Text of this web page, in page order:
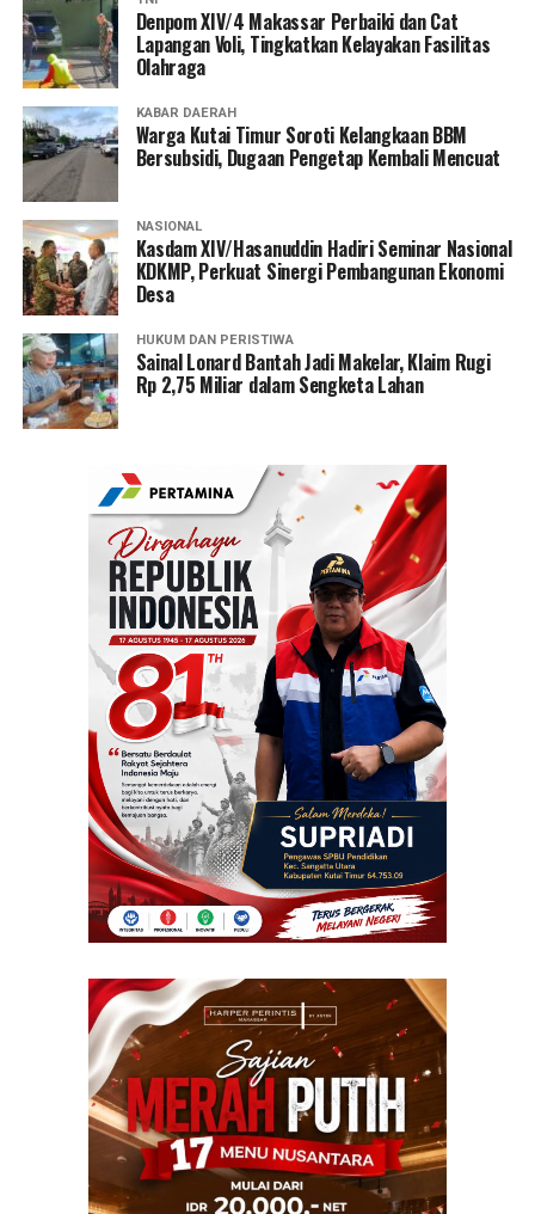
Denpom XIV/4 Makassar Perbaiki dan Cat
Lapangan Voli, Tingkatkan Kelayakan Fasilitas
Olahraga
KABAR DAERAH
Warga Kutai Timur Soroti Kelangkaan BBM
Bersubsidi, Dugaan Pengetap Kembali Mencuat
NASIONAL
Kasdam XIV/Hasanuddin Hadiri Seminar Nasional
KDKMP, Perkuat Sinergi Pembangunan Ekonomi
Desa
HUKUM DAN PERISTIWA
Sainal Lonard Bantah Jadi Makelar, Klaim Rugi
Rp 2,75 Miliar dalam Sengketa Lahan